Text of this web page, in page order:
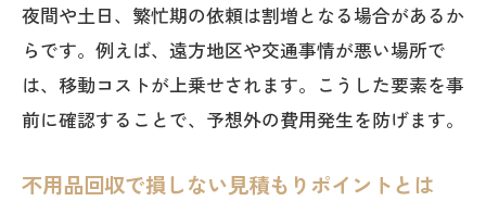
口コミから学ぶ怪しい回収車の実例と対
策
不用品回収車を利用する際の安全確認ポ
イント
訪問時の対応で分かる不用品回収車の良
夜間や土日、繁忙期の依頼は割増となる場合があるか
らです。例えば、遠方地区や交通事情が悪い場所で
は、移動コストが上乗せされます。こうした要素を事
前に確認することで、予想外の費用発生を防げます。
不用品回収で損しない見積もりポイントとは